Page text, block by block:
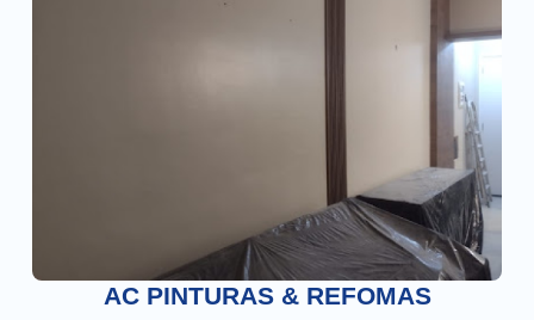
AC PINTURAS & REFOMAS